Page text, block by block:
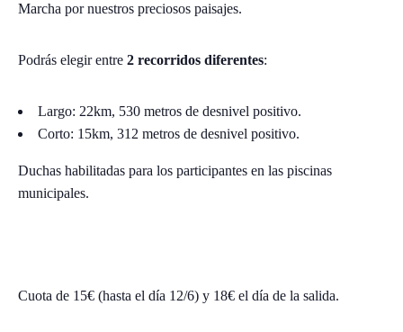
Marcha por nuestros preciosos paisajes.
Podrás elegir entre 2 recorridos diferentes:
Largo: 22km, 530 metros de desnivel positivo.
Corto: 15km, 312 metros de desnivel positivo.
Duchas habilitadas para los participantes en las piscinas
municipales.
Cuota de 15€ (hasta el día 12/6) y 18€ el día de la salida.